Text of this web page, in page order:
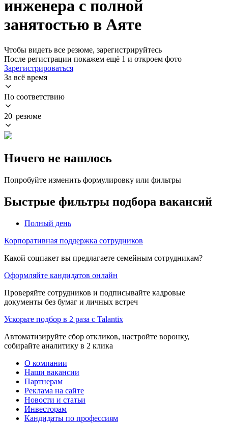
инженера с полной
занятостью в Аяте
Чтобы видеть все резюме, зарегистрируйтесь
После регистрации покажем ещё 1 и откроем фото
Зарегистрироваться
За всё время
По соответствию
20 резюме
Ничего не нашлось
Попробуйте изменить формулировку или фильтры
Быстрые фильтры подбора вакансий
Полный день
Корпоративная поддержка сотрудников
Какой соцпакет вы предлагаете семейным сотрудникам?
Оформляйте кандидатов онлайн
Проверяйте сотрудников и подписывайте кадровые
документы без бумаг и личных встреч
Ускорьте подбор в 2 раза с Talantix
Автоматизируйте сбор откликов, настройте воронку,
собирайте аналитику в 2 клика
О компании
Наши вакансии
Партнерам
Реклама на сайте
Новости и статьи
Инвесторам
Кандидаты по профессиям